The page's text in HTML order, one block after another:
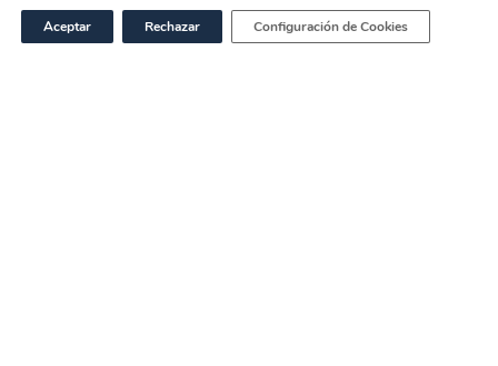
Aceptar Rechazar Configuración de Cookies